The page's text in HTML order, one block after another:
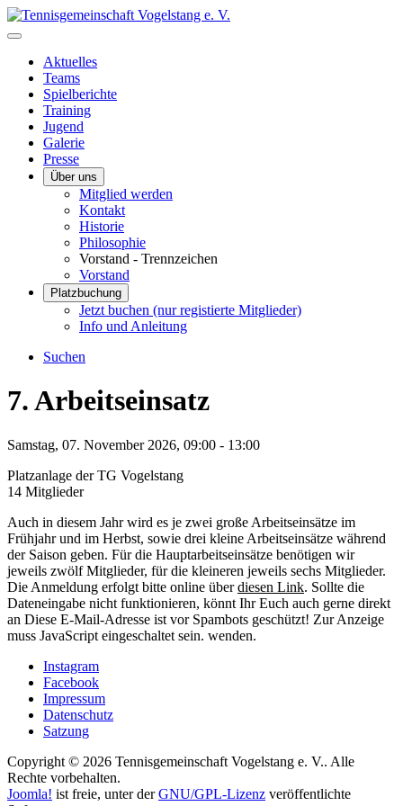
Aktuelles
Teams
Spielberichte
Training
Jugend
Galerie
Presse
Über uns
Mitglied werden
Kontakt
Historie
Philosophie
Vorstand - Trennzeichen
Vorstand
Platzbuchung
Jetzt buchen (nur registierte Mitglieder)
Info und Anleitung
Suchen
7. Arbeitseinsatz
Samstag, 07. November 2026, 09:00 - 13:00
Platzanlage der TG Vogelstang
14 Mitglieder
Auch in diesem Jahr wird es je zwei große Arbeitseinsätze im
Frühjahr und im Herbst, sowie drei kleine Arbeitseinsätze während
der Saison geben. Für die Hauptarbeitseinsätze benötigen wir
jeweils zwölf Mitglieder, für die kleineren jeweils sechs Mitglieder.
Die Anmeldung erfolgt bitte online überdiesen Link. Sollte die
Dateneingabe nicht funktionieren, könnt Ihr Euch auch gerne direkt
an Diese E-Mail-Adresse ist vor Spambots geschützt! Zur Anzeige
muss JavaScript eingeschaltet sein. wenden.
Instagram
Facebook
Impressum
Datenschutz
Satzung
Copyright © 2026 Tennisgemeinschaft Vogelstang e. V.. Alle
Rechte vorbehalten.
Joomla! ist freie, unter derGNU/GPL-Lizenz veröffentlichte